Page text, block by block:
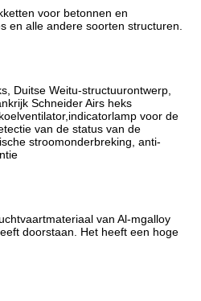
voor betonnen en
en alle andere soorten structuren.
Duitse Weitu-structuurontwerp,
Schneider Airs heks
voor de
van de status van de
stroomonderbreking, anti-
van Al-mgalloy
doorstaan. Het heeft een hoge